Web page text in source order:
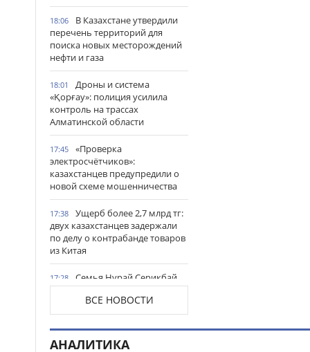
18:06
В Казахстане утвердили
перечень территорий для
поиска новых месторождений
нефти и газа
18:01
Дроны и система
«Қорғау»: полиция усилила
контроль на трассах
Алматинской области
17:45
«Проверка
электросчётчиков»:
казахстанцев предупредили о
новой схеме мошенничества
17:38
Ущерб более 2,7 млрд тг:
двух казахстанцев задержали
по делу о контрабанде товаров
из Китая
17:28
Семья Нурай Серикбай
потребовала 10 млрд тг
компенсации морального
вреда
17:20
Пропавшего мальчика
ВСЕ НОВОСТИ
АНАЛИТИКА